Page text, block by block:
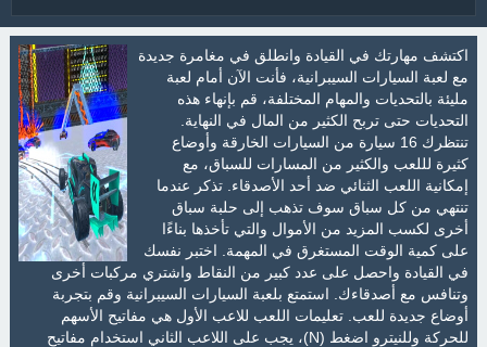
اكتشف مهارتك في القيادة وانطلق في مغامرة جديدة
مع لعبة السيارات السيبرانية، فأنت الآن أمام لعبة
مليئة بالتحديات والمهام المختلفة، قم بإنهاء هذه
التحديات حتى تربح الكثير من المال في النهاية.
تنتظرك 16 سيارة من السيارات الخارقة وأوضاع
كثيرة لللعب والكثير من المسارات للسباق، مع
إمكانية اللعب الثنائي ضد أحد الأصدقاء. تذكر عندما
تنتهي من كل سباق سوف تذهب إلى حلبة سباق
أخرى لكسب المزيد من الأموال والتي تأخذها بناءًا
على كمية الوقت المستغرق في المهمة. اختبر نفسك
في القيادة واحصل على عدد كبير من النقاط واشتري مركبات أخرى
وتنافس مع أصدقاءك. استمتع بلعبة السيارات السيبرانية وقم بتجربة
أوضاع جديدة للعب. تعليمات اللعب للاعب الأول هي مفاتيح الأسهم
للحركة وللنيترو اضغط (N)، يجب على اللاعب الثاني استخدام مفاتيح